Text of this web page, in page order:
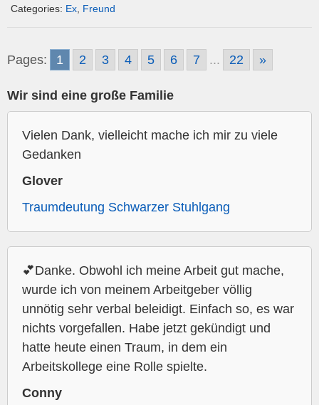
Categories: Ex Freund
Pages: 1 2 3 4 5 6 7 ... 22 »
Wir sind eine große Familie
Vielen Dank, vielleicht mache ich mir zu viele
Gedanken
Glover
Traumdeutung Schwarzer Stuhlgang
💕Danke. Obwohl ich meine Arbeit gut mache,
wurde ich von meinem Arbeitgeber völlig
unnötig sehr verbal beleidigt. Einfach so, es war
nichts vorgefallen. Habe jetzt gekündigt und
hatte heute einen Traum, in dem ein
Arbeitskollege eine Rolle spielte.
Conny